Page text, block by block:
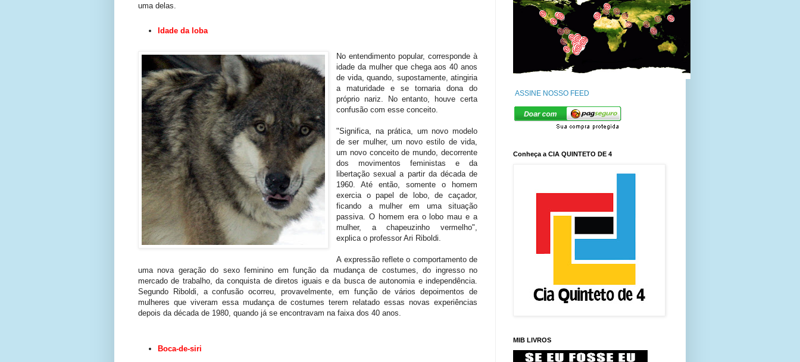
uma delas.
Idade da loba
No entendimento popular, corresponde à
idade da mulher que chega aos 40 anos
de vida, quando, supostamente, atingiria
a maturidade e se tornaria dona do
próprio nariz. No entanto, houve certa
confusão com esse conceito.
"Significa, na prática, um novo modelo
de ser mulher, um novo estilo de vida,
um novo conceito de mundo, decorrente
dos movimentos feministas e da
libertação sexual a partir da década de
1960. Até então, somente o homem
exercia o papel de lobo, de caçador,
ficando a mulher em uma situação
passiva. O homem era o lobo mau e a
mulher, a chapeuzinho vermelho",
explica o professor Ari Riboldi.
A expressão reflete o comportamento de
uma nova geração do sexo feminino em função da mudança de costumes, do ingresso no
mercado de trabalho, da conquista de diretos iguais e da busca de autonomia e independência.
Segundo Riboldi, a confusão ocorreu, provavelmente, em função de vários depoimentos de
mulheres que viveram essa mudança de costumes terem relatado essas novas experiências
depois da década de 1980, quando já se encontravam na faixa dos 40 anos.
Boca-de-siri
ASSINE NOSSO FEED
Conheça a CIA QUINTETO DE 4
MIB LIVROS